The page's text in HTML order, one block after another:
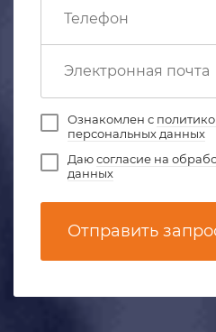
Ознакомлен с
персональных данных
Даюсогласие на
данных
Отправить